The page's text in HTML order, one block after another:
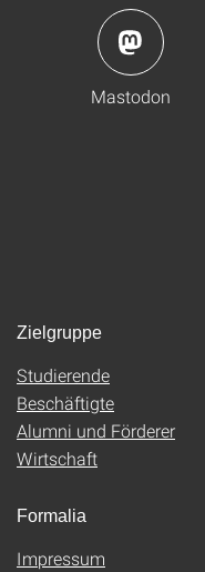
Mastodon
Zielgruppe
Studierende
Beschäftigte
Alumni und Förderer
Wirtschaft
Formalia
Impressum